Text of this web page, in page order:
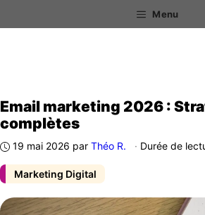
au
Menu
Marketing Digital
Email marketing 2026 :
complètes
19 mai 2026 par Théo R. · Durée de